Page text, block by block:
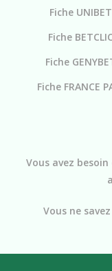
Fiche UNIBET
Fiche BETCLIC
Fiche
Fiche FRANCE
Vous avez
Vous ne